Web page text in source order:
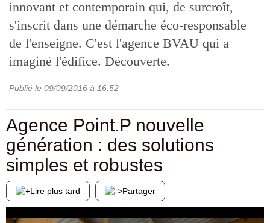
innovant et contemporain qui, de surcroît,
s'inscrit dans une démarche éco-responsable
de l'enseigne. C'est l'agence BVAU qui a
imaginé l'édifice. Découverte.
Publié le 09/09/2016 à 16:52
Agence Point.P nouvelle
génération : des solutions
simples et robustes
Lire plus tard Partager